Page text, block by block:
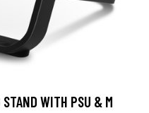
WITH PSU & M